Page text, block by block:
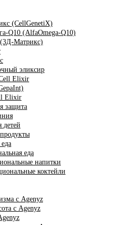
(CellGenetiX)
Q10 (AlfaOmega-Q10)
Матрикс)
эликсир
Elixir
Elixir
защита
детей
еда
напитки
коктейли
с Agenyz
с Agenyz